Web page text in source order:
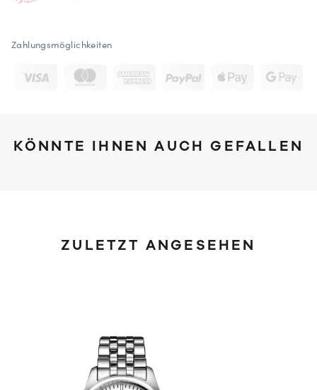
Zahlungsmöglichkeiten
KÖNNTE IHNEN AUCH GEFALLEN
ZULETZT ANGESEHEN